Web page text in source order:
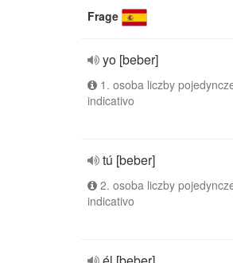
Frage
yo [beber]
1. osoba liczby
indicativo
tú [beber]
2. osoba liczby
indicativo